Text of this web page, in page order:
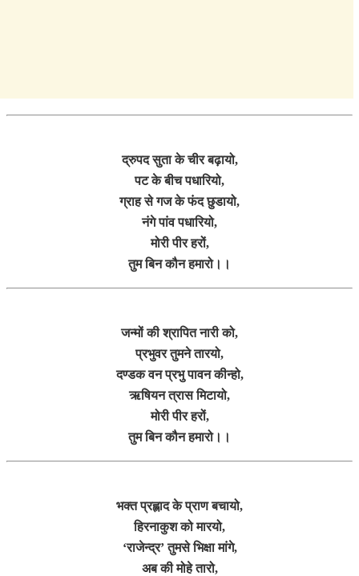
द्रुपद सुता के चीर बढ़ायो,
पट के बीच पधारियो,
ग्राह से गज के फंद छुडायो,
नंगे पांव पधारियो,
मोरी पीर हरों,
तुम बिन कौन हमारो।।
जन्मों की श्रापित नारी को,
प्रभुवर तुमने तारयो,
दण्डक वन प्रभु पावन कीन्हो,
ऋषियन त्रास मिटायो,
मोरी पीर हरों,
तुम बिन कौन हमारो।।
भक्त प्रह्लाद के प्राण बचायो,
हिरनाकुश को मारयो,
‘राजेन्द्र’ तुमसे भिक्षा मांगे,
अब की मोहे तारो,